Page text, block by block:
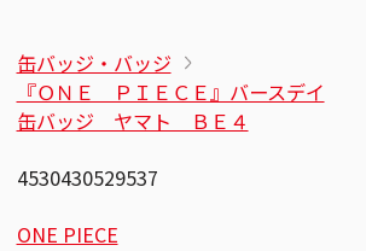
缶バッジ・バッジ
『ＯＮＥ ＰＩＥＣＥ』バースデイ
缶バッジ ヤマト ＢＥ４
4530430529537
ONE PIECE